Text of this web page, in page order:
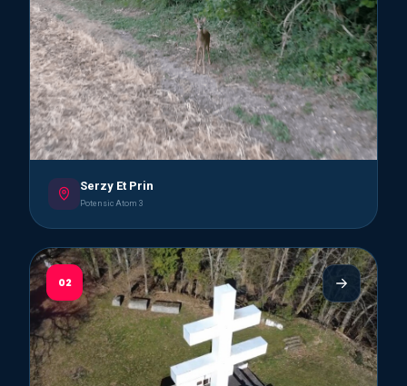
Serzy Et Prin
Potensic Atom 3
02